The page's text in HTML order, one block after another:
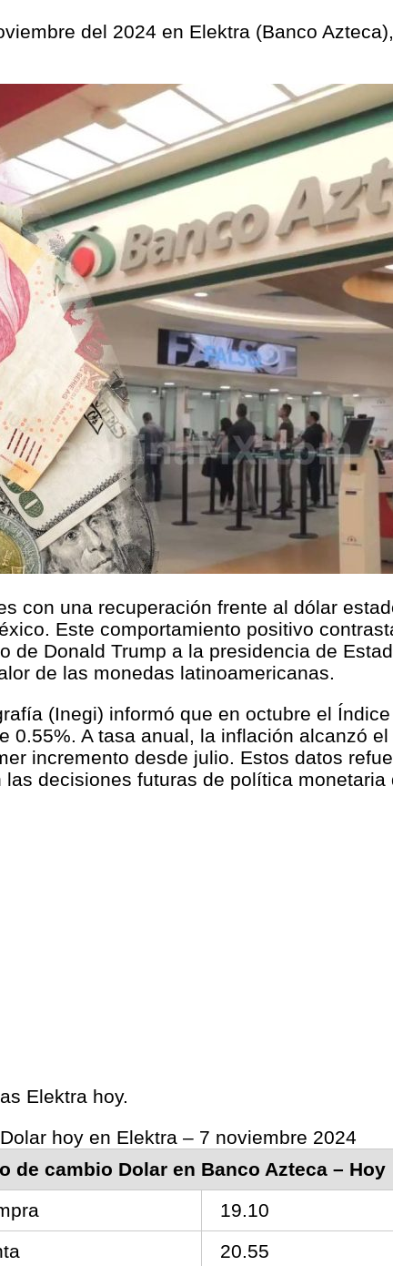
del 2024 en Elektra (Banco
con una recuperación frente al dólar
Este comportamiento positivo
de Donald Trump a la presidencia de
de las monedas latinoamericanas.
(Inegi) informó que en octubre el
0.55%. A tasa anual, la inflación alcanzó
incremento desde julio. Estos datos
decisiones futuras de política monetaria
Elektra hoy.
Dolar hoy en Elektra – 7 noviembre 2024
de cambio Dolar en Banco Azteca – Hoy
19.10
20.55